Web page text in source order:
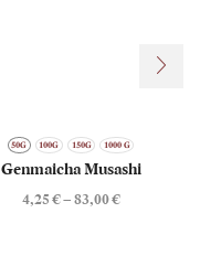
50G 100G 150G 1000 G
Genmaicha Musashi
4,25€–83,00€Price